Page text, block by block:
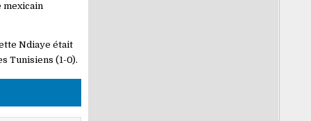
mexicain
Ndiaye était
Tunisiens (1-0).